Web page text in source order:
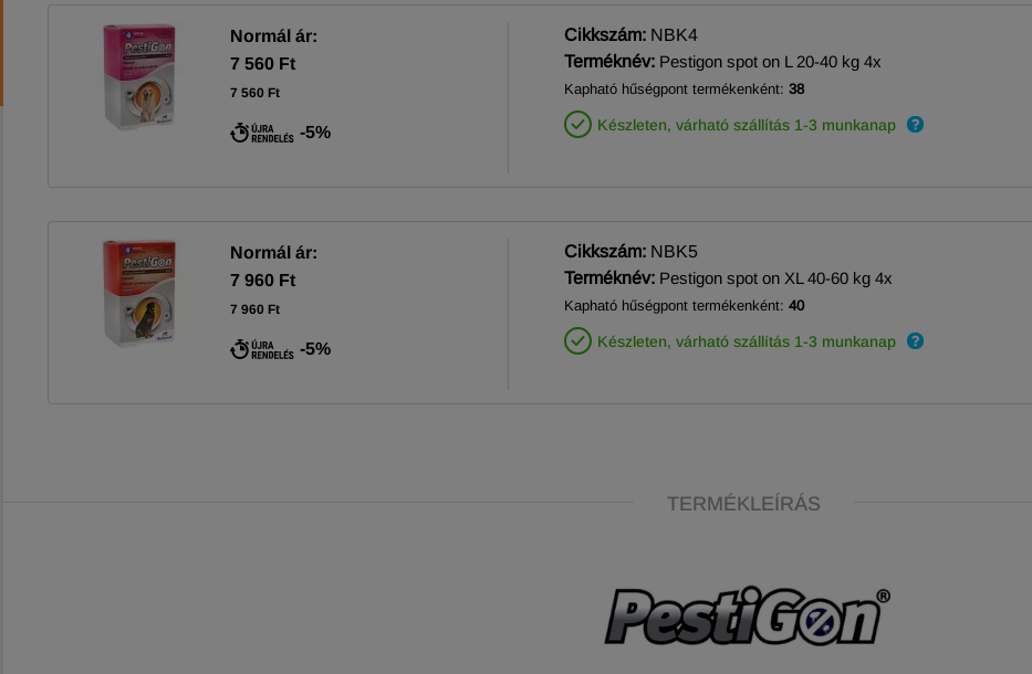
Normál ár:
7 560 Ft
7 560 Ft
-5%
Cikkszám: NBK4
Terméknév: Pestigon spot on L 20-40 kg 4x
Kapható hűségpont termékenként: 38
Készleten, várható szállítás 1-3 munkanap
Normál ár:
7 960 Ft
7 960 Ft
-5%
Cikkszám: NBK5
Terméknév: Pestigon spot on XL 40-60 kg 4x
Kapható hűségpont termékenként: 40
Készleten, várható szállítás 1-3 munkanap
TERMÉKLEÍRÁS